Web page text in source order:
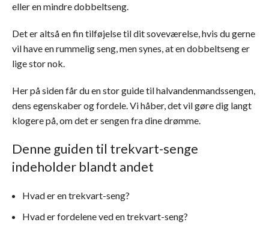
eller en mindre dobbeltseng.
Det er altså en fin tilføjelse til dit soveværelse, hvis du gerne
vil have en rummelig seng, men synes, at en dobbeltseng er
lige stor nok.
Her på siden får du en stor guide til halvandenmandssengen,
dens egenskaber og fordele. Vi håber, det vil gøre dig langt
klogere på, om det er sengen fra dine drømme.
Denne guiden til trekvart-senge
indeholder blandt andet
Hvad er en trekvart-seng?
Hvad er fordelene ved en trekvart-seng?